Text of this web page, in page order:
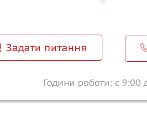
Задати питання
Години роботи: с 9:00